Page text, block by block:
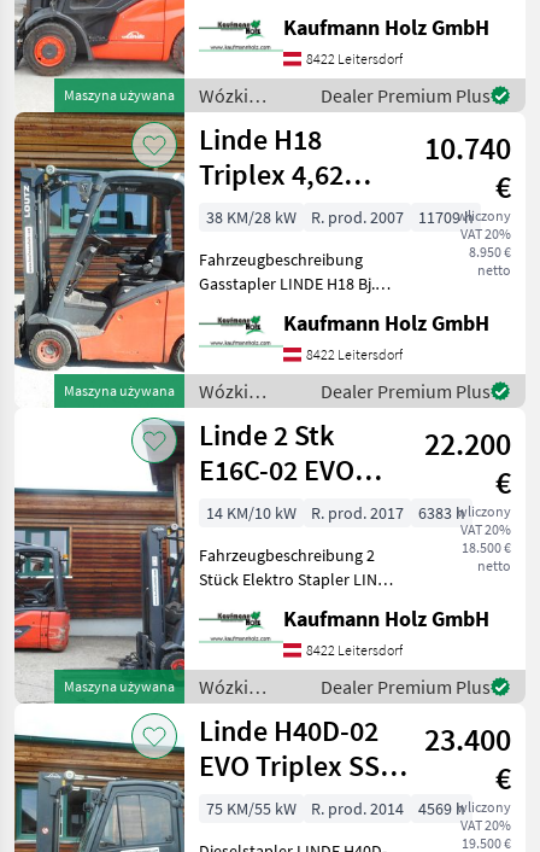
Maszyna używana
Stunden 4 Tonnen Hubkraft
3, 65 Meter Hubhöhe 2, 66
Meter Bauhöhe 53 KW VW-
Motor
Kaufmann Holz GmbH
8422 Leitersdorf
Wózki
widłowe i
technika
magazynowa
/ Linde
Dealer Premium Plus
Maszyna używana
Linde H18
Triplex 4,62
Meter +
Seitenschieber
10.740
€
wliczony
VAT 20%
8.950 €
netto
38 KM/28 kW R. prod. 2007
11709 h
Fahrzeugbeschreibung
Gasstapler LINDE H18 Bj.
Stunden 28 KW VW-Motor 1,
8 Tonnen Hubkraft 2, 12
Meter Bauhöhe 4, 62 Meter
Hubhöhe
Kaufmann Holz GmbH
8422 Leitersdorf
Wózki
widłowe i
technika
magazynowa
/ Linde
Dealer Premium Plus
Maszyna używana
Linde 2 Stk
E16C-02 EVO
Triplex 4,62
Meter !!
22.200
€
wliczony
VAT 20%
18.500 €
netto
14 KM/10 kW R. prod. 2017
6383 h
Fahrzeugbeschreibung 2
Stück Elektro Stapler LINDE
Stapler 1 mit 6.363 Stunden
Stapler 2 mit 6.142 Stunden
beide kompl. baugleich !
Kaufmann Holz GmbH
8422 Leitersdorf
Wózki
widłowe i
technika
magazynowa
/ Linde
Dealer Premium Plus
Linde H40D-02
EVO Triplex SS
ZV Klima
23.400
€
wliczony
VAT 20%
19.500 €
75 KM/55 kW R. prod. 2014
4569 h